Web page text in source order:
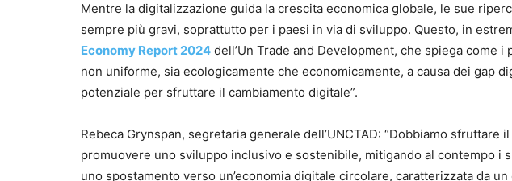
Mentre la digitalizzazione guida la crescita economica globale, le sue
sempre più gravi, soprattutto per i paesi in via di sviluppo. Questo, in
Economy Report 2024 dell’Un Trade and Development, che spiega come
non uniforme, sia ecologicamente che economicamente, a causa dei gap
potenziale per sfruttare il cambiamento digitale”.
Rebeca Grynspan, segretaria generale dell’UNCTAD: “Dobbiamo
promuovere uno sviluppo inclusivo e sostenibile, mitigando al contempo i
uno spostamento verso un’economia digitale circolare, caratterizzata da